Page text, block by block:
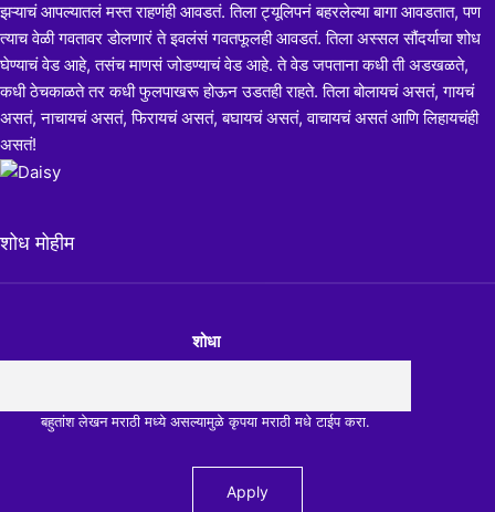
झऱ्याचं आपल्यातलं मस्त राहणंही आवडतं. तिला ट्यूलिपनं बहरलेल्या बागा आवडतात, पण
त्याच वेळी गवतावर डोलणारं ते इवलंसं गवतफूलही आवडतं. तिला अस्सल सौंदर्याचा शोध
घेण्याचं वेड आहे, तसंच माणसं जोडण्याचं वेड आहे. ते वेड जपताना कधी ती अडखळते,
कधी ठेचकाळते तर कधी फुलपाखरू होऊन उडतही राहते. तिला बोलायचं असतं, गायचं
असतं, नाचायचं असतं, फिरायचं असतं, बघायचं असतं, वाचायचं असतं आणि लिहायचंही
असतं!
शोध मोहीम
शोधा
बहुतांश लेखन मराठी मध्ये असल्यामुळे कृपया मराठी मधे टाईप करा.